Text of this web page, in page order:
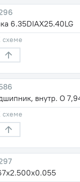
6.35DIAX25.40LG
схеме
внутр. O
схеме